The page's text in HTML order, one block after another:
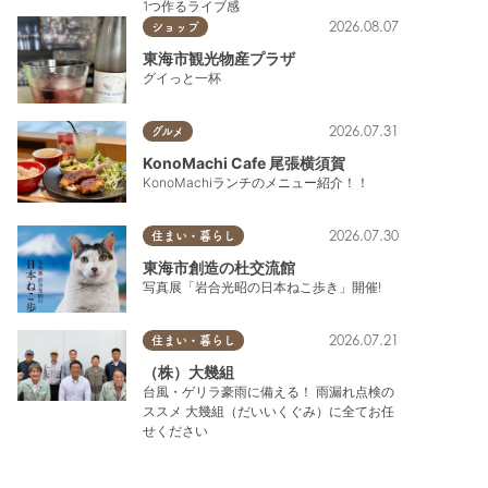
1つ作るライブ感
ショップ 2026.08.07
東海市観光物産プラザ
グイっと一杯
グルメ 2026.07.31
KonoMachi Cafe 尾張横須賀
KonoMachiランチのメニュー紹介！！
住まい・暮らし 2026.07.30
東海市創造の杜交流館
写真展「岩合光昭の日本ねこ歩き」開催!
住まい・暮らし 2026.07.21
（株）大幾組
台風・ゲリラ豪雨に備える！ 雨漏れ点検の
ススメ 大幾組（だいいくぐみ）に全てお任
せください